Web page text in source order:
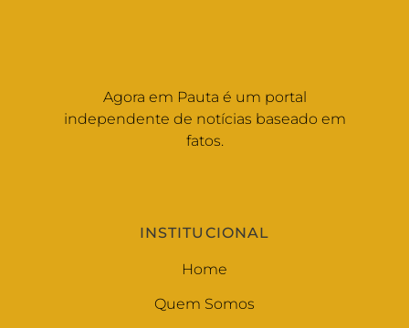
Agora em Pauta é um portal
independente de notícias baseado em
fatos.
INSTITUCIONAL
Home
Quem Somos